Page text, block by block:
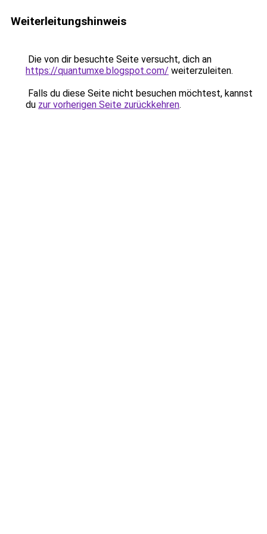
Weiterleitungshinweis
Die von dir besuchte Seite versucht, dich an
https://quantumxe.blogspot.com/ weiterzuleiten.
Falls du diese Seite nicht besuchen möchtest, kannst
du zur vorherigen Seite zurückkehren.